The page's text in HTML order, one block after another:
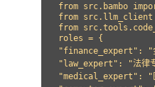
from src.bambo
from
from
roles = {
"finance_expert": "
"law_expert": "法律
"medical_expert": "